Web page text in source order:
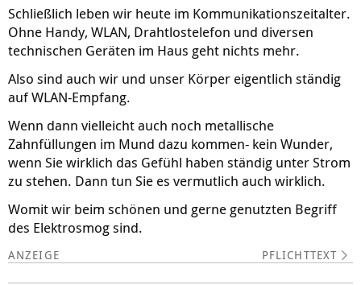
Schließlich leben wir heute im Kommunikationszeitalter.
Ohne Handy, WLAN, Drahtlostelefon und diversen
technischen Geräten im Haus geht nichts mehr.
Also sind auch wir und unser Körper eigentlich ständig
auf WLAN-Empfang.
Wenn dann vielleicht auch noch metallische
Zahnfüllungen im Mund dazu kommen- kein Wunder,
wenn Sie wirklich das Gefühl haben ständig unter Strom
zu stehen. Dann tun Sie es vermutlich auch wirklich.
Womit wir beim schönen und gerne genutzten Begriff
des Elektrosmog sind.
PFLICHTTEXT